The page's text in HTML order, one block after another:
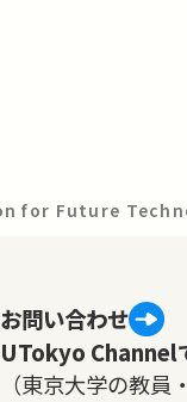
Future
お問い合わせ
UTokyo Channel
（東京大学の教員